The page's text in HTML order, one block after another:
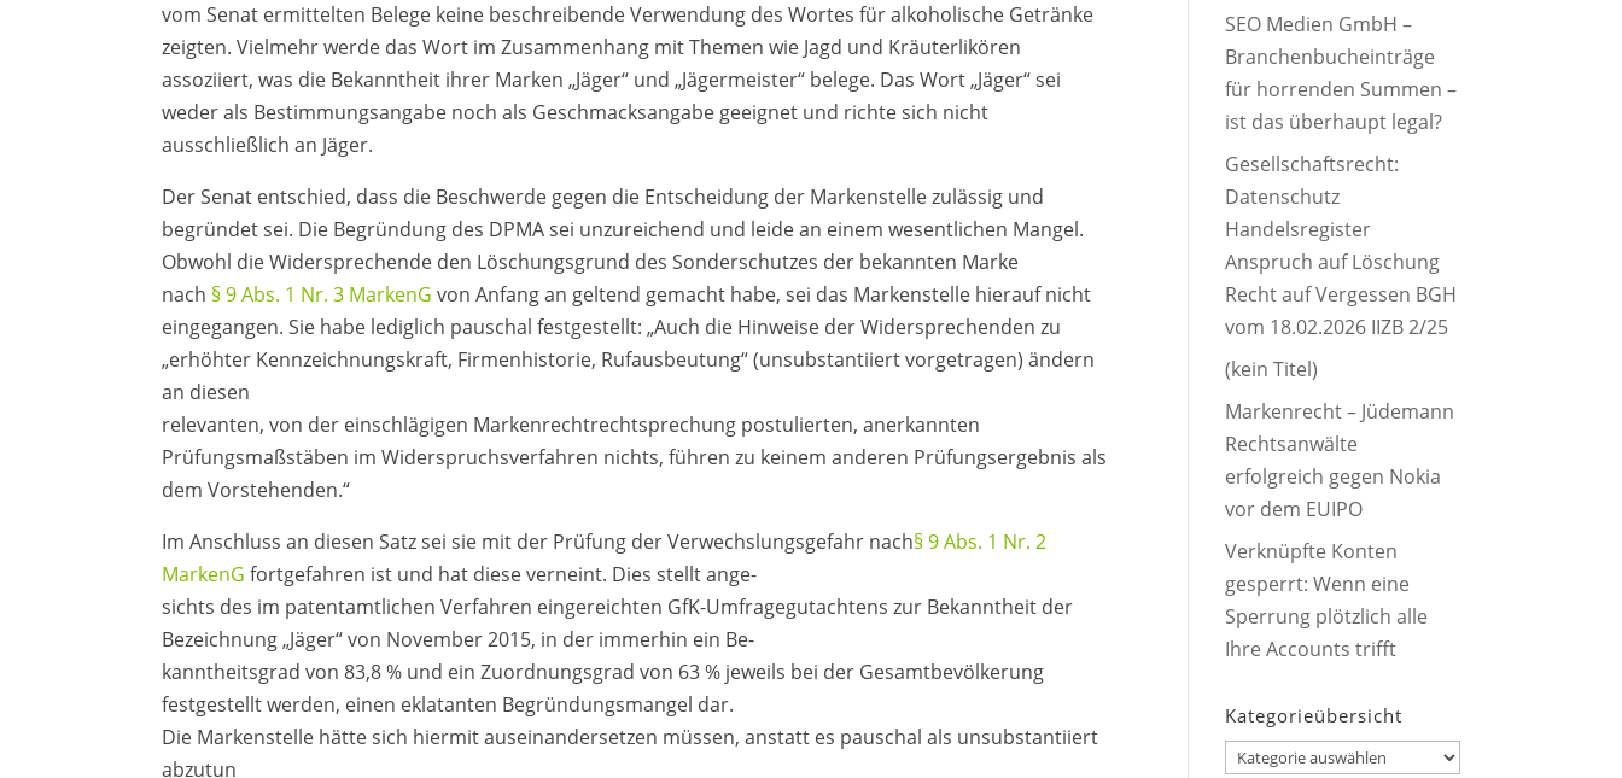
vom Senat ermittelten Belege keine beschreibende Verwendung des Wortes für alkoholische Getränke
zeigten. Vielmehr werde das Wort im Zusammenhang mit Themen wie Jagd und Kräuterlikören
assoziiert, was die Bekanntheit ihrer Marken „Jäger“ und „Jägermeister“ belege. Das Wort „Jäger“ sei
weder als Bestimmungsangabe noch als Geschmacksangabe geeignet und richte sich nicht
ausschließlich an Jäger.
Der Senat entschied, dass die Beschwerde gegen die Entscheidung der Markenstelle zulässig und
begründet sei. Die Begründung des DPMA sei unzureichend und leide an einem wesentlichen Mangel.
Obwohl die Widersprechende den Löschungsgrund des Sonderschutzes der bekannten Marke
nach § 9 Abs. 1 Nr. 3 MarkenG von Anfang an geltend gemacht habe, sei das Markenstelle hierauf nicht
eingegangen. Sie habe lediglich pauschal festgestellt: „Auch die Hinweise der Widersprechenden zu
„erhöhter Kennzeichnungskraft, Firmenhistorie, Rufausbeutung“ (unsubstantiiert vorgetragen) ändern
an diesen
relevanten, von der einschlägigen Markenrechtrechtsprechung postulierten, anerkannten
Prüfungsmaßstäben im Widerspruchsverfahren nichts, führen zu keinem anderen Prüfungsergebnis als
dem Vorstehenden.“
Im Anschluss an diesen Satz sei sie mit der Prüfung der Verwechslungsgefahr nach§ 9 Abs. 1 Nr. 2
MarkenG fortgefahren ist und hat diese verneint. Dies stellt ange-
sichts des im patentamtlichen Verfahren eingereichten GfK-Umfragegutachtens zur Bekanntheit der
Bezeichnung „Jäger“ von November 2015, in der immerhin ein Be-
kanntheitsgrad von 83,8 % und ein Zuordnungsgrad von 63 % jeweils bei der Gesamtbevölkerung
festgestellt werden, einen eklatanten Begründungsmangel dar.
Die Markenstelle hätte sich hiermit auseinandersetzen müssen, anstatt es pauschal als unsubstantiiert
abzutun
SEO Medien GmbH –
Branchenbucheinträge
für horrenden Summen –
ist das überhaupt legal?
Gesellschaftsrecht:
Datenschutz
Handelsregister
Anspruch auf Löschung
Recht auf Vergessen BGH
vom 18.02.2026 IIZB 2/25
(kein Titel)
Markenrecht – Jüdemann
Rechtsanwälte
erfolgreich gegen Nokia
vor dem EUIPO
Verknüpfte Konten
gesperrt: Wenn eine
Sperrung plötzlich alle
Ihre Accounts trifft
Kategorieübersicht
Kategorieübersicht